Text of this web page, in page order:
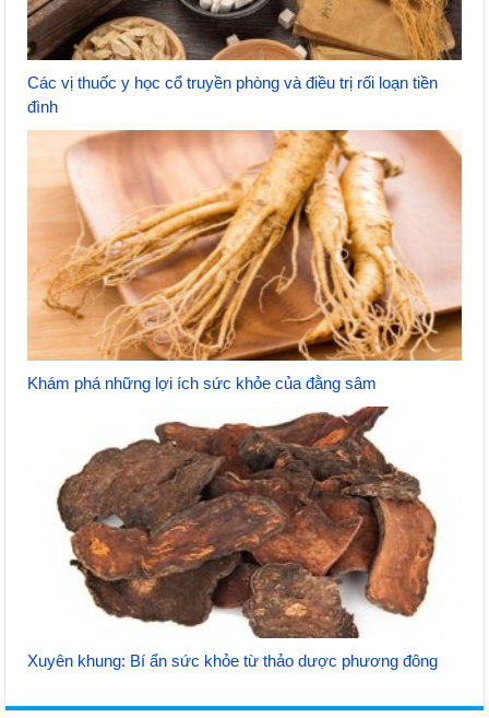
Các vị thuốc y học cổ truyền phòng và điều trị rối loạn tiền
đình
Khám phá những lợi ích sức khỏe của đằng sâm
Xuyên khung: Bí ẩn sức khỏe từ thảo dược phương đông